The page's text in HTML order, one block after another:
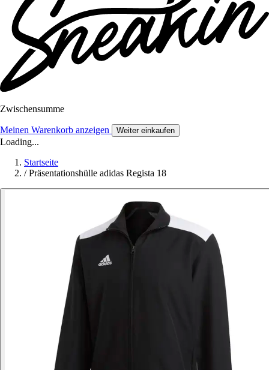
Zwischensumme
Meinen Warenkorb anzeigen Weiter einkaufen
Loading...
Startseite
/ Präsentationshülle adidas Regista 18